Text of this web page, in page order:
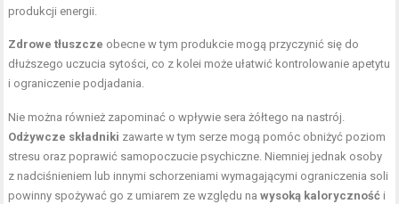
produkcji energii.
Zdrowe tłuszcze obecne w tym produkcie mogą przyczynić się do
dłuższego uczucia sytości, co z kolei może ułatwić kontrolowanie apetytu
i ograniczenie podjadania.
Nie można również zapominać o wpływie sera żółtego na nastrój.
Odżywcze składniki zawarte w tym serze mogą pomóc obniżyć poziom
stresu oraz poprawić samopoczucie psychiczne. Niemniej jednak osoby
z nadciśnieniem lub innymi schorzeniami wymagającymi ograniczenia soli
powinny spożywać go z umiarem ze względu nawysoką kaloryczność i